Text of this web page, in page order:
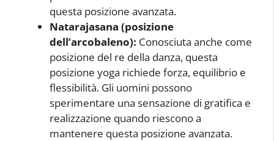
questa posizione avanzata.
Natarajasana (posizione
dell’arcobaleno): Conosciuta anche come
posizione del re della danza, questa
posizione yoga richiede forza, equilibrio e
flessibilità. Gli uomini possono
sperimentare una sensazione di gratifica e
realizzazione quando riescono a
mantenere questa posizione avanzata.